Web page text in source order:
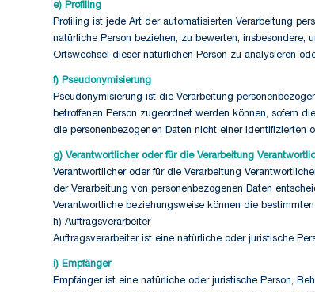
e) Profiling
Profiling ist jede Art der automatisierten Verarbeitung
natürliche Person beziehen, zu bewerten, insbesondere,
Ortswechsel dieser natürlichen Person zu analysieren
f) Pseudonymisierung
Pseudonymisierung ist die Verarbeitung
betroffenen Person zugeordnet werden können, sofern
die personenbezogenen Daten nicht einer identifizierten
g) Verantwortlicher oder für die Verarbeitung
Verantwortlicher oder für die Verarbeitung
der Verarbeitung von personenbezogenen Daten
Verantwortliche beziehungsweise können die
h) Auftragsverarbeiter
Auftragsverarbeiter ist eine natürliche oder juristische
i) Empfänger
Empfänger ist eine natürliche oder juristische Person,